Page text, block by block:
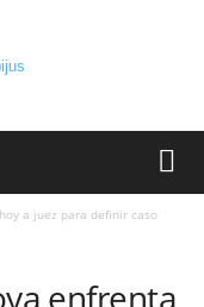
a juez para definir caso
enfrenta